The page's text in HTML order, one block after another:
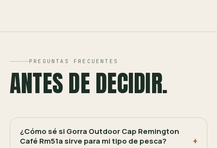
PREGUNTAS FRECUENTES
ANTES DE DECIDIR.
¿Cómo sé si Gorra Outdoor Cap Remington
Café Rm51a sirve para mi tipo de pesca?